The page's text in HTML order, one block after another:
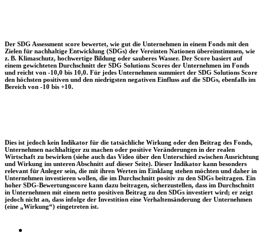
Der SDG Assessment score bewertet, wie gut die Unternehmen in einem Fonds mit den
Zielen für nachhaltige Entwicklung (SDGs) der Vereinten Nationen übereinstimmen, wie
z. B. Klimaschutz, hochwertige Bildung oder sauberes Wasser. Der Score basiert auf
einem gewichteten Durchschnitt der SDG Solutions Scores der Unternehmen im Fonds
und reicht von -10,0 bis 10,0. Für jedes Unternehmen summiert der SDG Solutions Score
den höchsten positiven und den niedrigsten negativen Einfluss auf die SDGs, ebenfalls im
Bereich von -10 bis +10.
Dies ist jedoch kein Indikator für die tatsächliche Wirkung oder den Beitrag des Fonds,
Unternehmen nachhaltiger zu machen oder positive Veränderungen in der realen
Wirtschaft zu bewirken (siehe auch das Video über den Unterschied zwischen Ausrichtung
und Wirkung im unteren Abschnitt auf dieser Seite). Dieser Indikator kann besonders
relevant für Anleger sein, die mit ihren Werten im Einklang stehen möchten und daher in
Unternehmen investieren wollen, die im Durchschnitt positiv zu den SDGs beitragen. Ein
hoher SDG-Bewertungsscore kann dazu beitragen, sicherzustellen, dass im Durchschnitt
in Unternehmen mit einem netto positiven Beitrag zu den SDGs investiert wird; er zeigt
jedoch nicht an, dass infolge der Investition eine Verhaltensänderung der Unternehmen
(eine „Wirkung“) eingetreten ist.